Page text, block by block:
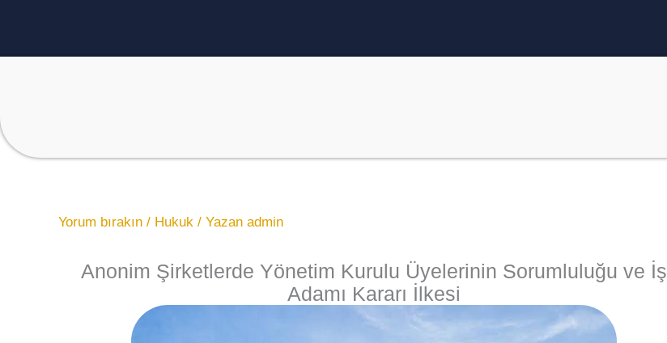
Yorum bırakın / Hukuk / Yazan admin
Anonim Şirketlerde Yönetim Kurulu Üyelerinin Sorumluluğu ve İş
Adamı Kararı İlkesi